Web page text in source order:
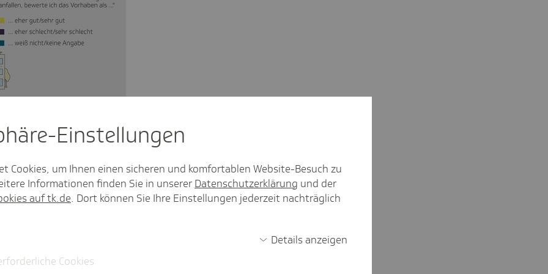
persönliche
in Norddeutschland vor allem
Einstel­lungen
Cookies, um Ihnen einen sicheren und komfortablen Website-Besuch zu
Informationen finden Sie in unserer Datenschutzerklärung und der
auf tk.de. Dort können Sie Ihre Einstellungen jederzeit nachträglich
Details anzeigen
Cookies